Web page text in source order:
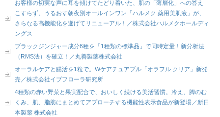
お客様の切実な声に耳を傾けてたどり着いた、肌の「薄層化」への答え
こすらず、うるおす朝夜別オールインワン「ハルメク 薬用美肌液」が、
さらなる高機能化を遂げてリニューアル！／株式会社ハルメクホールディ
ングス
ブラックジンジャー成分6種を「1種類の標準品」で同時定量！新分析法
（RMS法）を確立！／丸善製薬株式会社
オーラルケアと腸活を1粒で。Wケアチュアブル「オラフル クリア」新発
売／株式会社イブフローラ研究所
4種類の赤い野菜と果実配合で、おいしく続ける美活習慣。冷え、脚のむ
くみ、肌、脂肪にまとめてアプローチする機能性表示食品が新登場／新日
本製薬 株式会社